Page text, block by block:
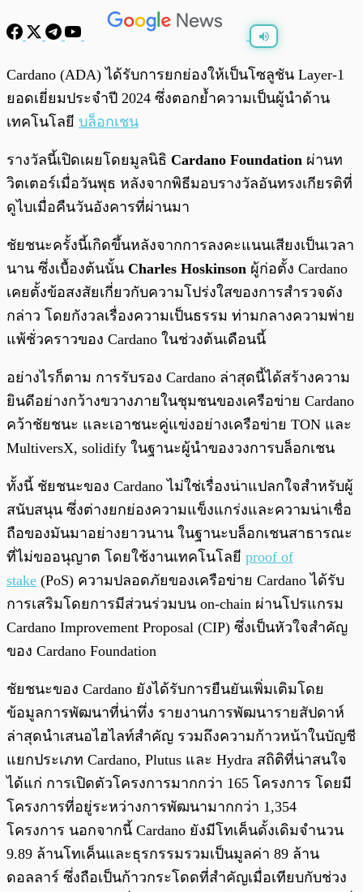
0:00
Cardano (ADA) ได้รับการยกย่องให้เป็นโซลูชัน Layer-1
ยอดเยี่ยมประจำปี 2024 ซึ่งตอกย้ำความเป็นผู้นำด้าน
เทคโนโลยี บล็อกเชน
รางวัลนี้เปิดเผยโดยมูลนิธิ Cardano Foundation ผ่านท
วิตเตอร์เมื่อวันพุธ หลังจากพิธีมอบรางวัลอันทรงเกียรติที่
ดูไบเมื่อคืนวันอังคารที่ผ่านมา
ชัยชนะครั้งนี้เกิดขึ้นหลังจากการลงคะแนนเสียงเป็นเวลา
นาน ซึ่งเบื้องต้นนั้น Charles Hoskinson ผู้ก่อตั้ง Cardano
เคยตั้งข้อสงสัยเกี่ยวกับความโปร่งใสของการสำรวจดัง
กล่าว โดยกังวลเรื่องความเป็นธรรม ท่ามกลางความพ่าย
แพ้ชั่วคราวของ Cardano ในช่วงต้นเดือนนี้
อย่างไรก็ตาม การรับรอง Cardano ล่าสุดนี้ได้สร้างความ
ยินดีอย่างกว้างขวางภายในชุมชนของเครือข่าย Cardano
คว้าชัยชนะ และเอาชนะคู่แข่งอย่างเครือข่าย TON และ
MultiversX, solidify ในฐานะผู้นำของวงการบล็อกเชน
ทั้งนี้ ชัยชนะของ Cardano ไม่ใช่เรื่องน่าแปลกใจสำหรับผู้
สนับสนุน ซึ่งต่างยกย่องความแข็งแกร่งและความน่าเชื่อ
ถือของมันมาอย่างยาวนาน ในฐานะบล็อกเชนสาธารณะ
ที่ไม่ขออนุญาต โดยใช้งานเทคโนโลยี proof of
stake (PoS) ความปลอดภัยของเครือข่าย Cardano ได้รับ
การเสริมโดยการมีส่วนร่วมบน on-chain ผ่านโปรแกรม
Cardano Improvement Proposal (CIP) ซึ่งเป็นหัวใจสำคัญ
ของ Cardano Foundation
ชัยชนะของ Cardano ยังได้รับการยืนยันเพิ่มเติมโดย
ข้อมูลการพัฒนาที่น่าทึ่ง รายงานการพัฒนารายสัปดาห์
ล่าสุดนำเสนอไฮไลท์สำคัญ รวมถึงความก้าวหน้าในบัญชี
แยกประเภท Cardano, Plutus และ Hydra สถิติที่น่าสนใจ
ได้แก่ การเปิดตัวโครงการมากกว่า 165 โครงการ โดยมี
โครงการที่อยู่ระหว่างการพัฒนามากกว่า 1,354
โครงการ นอกจากนี้ Cardano ยังมีโทเค็นดั้งเดิมจำนวน
9.89 ล้านโทเค็นและธุรกรรมรวมเป็นมูลค่า 89 ล้าน
ดอลลาร์ ซึ่งถือเป็นก้าวกระโดดที่สำคัญเมื่อเทียบกับช่วง